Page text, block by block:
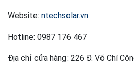
Website: ntechsolar.vn
Hotline: 0987 176 467
Địa chỉ cửa hàng: 226 Đ. Võ Chí